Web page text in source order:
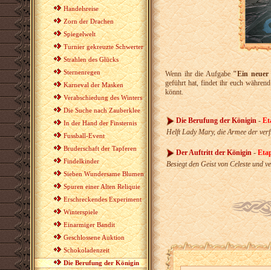
Handelsreise
Zorn der Drachen
Spiegelwelt
Turnier gekreuzte Schwerter
Strahlen des Glücks
Sternenregen
Karneval der Masken
Verabschiedung des Winters
Die Suche nach Zauberklee
In der Hand der Finsternis
Fussball-Event
Bruderschaft der Tapferen
Findelkinder
Sieben Wundersame Blumen
Spuren einer Alten Reliquie
Erschreckendes Experiment
Winterspiele
Einarmiger Bandit
Geschlossene Auktion
Schokoladenzeit
Die Berufung der Königin
Wenn ihr die Aufgabe"Ein neuer
geführt hat, findet ihr euch
könnt.
Die Berufung der Königin-
Helft Lady Mary, die Armee der
Der Auftritt der Königin-
Besiegt den Geist von Celeste und